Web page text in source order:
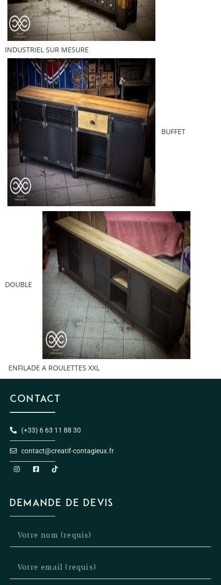
INDUSTRIEL SUR MESURE
BUFFET
DOUBLE
ENFILADE A ROULETTES XXL
CONTACT
(+33) 6 63 11 88 30
contact@creatif-contagieux.fr
DEMANDE DE DEVIS